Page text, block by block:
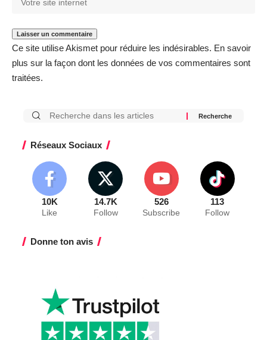
Ce site utilise Akismet pour réduire les indésirables. En savoir
plus sur la façon dont les données de vos commentaires sont
traitées.
Réseaux Sociaux
10K
Like
14.7K
Follow
526
Subscribe
113
Follow
Donne ton avis